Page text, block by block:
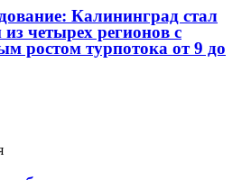
Калининград стал
четырех регионов с
ростом турпотока от 9 до